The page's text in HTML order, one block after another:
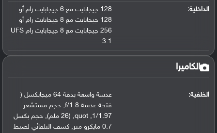
الداخلية:
128 جيجابايت مع 6 جيجابايت رام أو
128 جيجابايت مع 8 جيجابايت رام أو
256 جيجابايت مع 8 جيجابايت رام UFS
3.1
الكاميرا
الخلفية:
عدسة واسعة بدقة 64 ميجابكسل (
فتحة عدسة f/1.8
, حجم مستشعر
1/1.97
,
quot
, (26 ملم) , حجم بكسل
0.7 مايكرو متر
, كشف التلقائي لضبط